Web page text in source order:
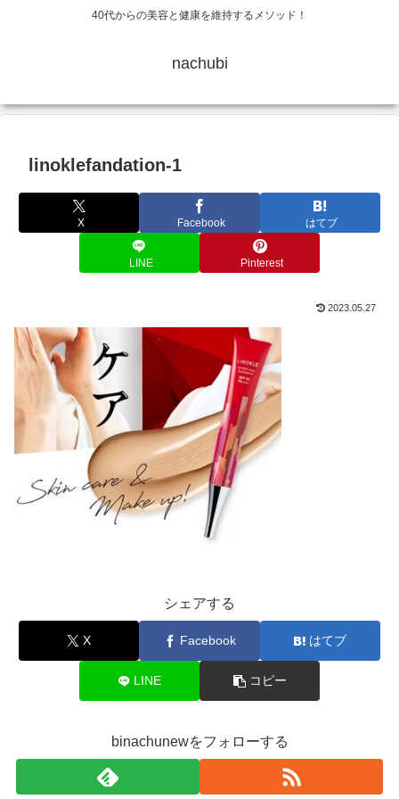
40代からの美容と健康を維持するメソッド！
nachubi
linoklefandation-1
X Facebook はてブ
LINE Pinterest
2023.05.27
シェアする
X Facebook はてブ
LINE コピー
binachunewをフォローする